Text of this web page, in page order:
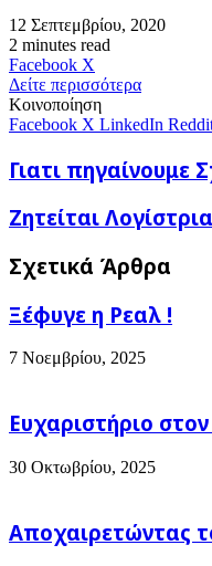
12 Σεπτεμβρίου, 2020
2 minutes read
Facebook X
μέσω
E-
mail
Δείτε περισσότερα
Κοινοποίηση
Facebook X LinkedIn
Γιατι
πηγαίνουμε
Γιατι πηγαίνουμε
Ζητείται
Λογίστρια
Ζητείται
Σχετικά Άρθρα
Ξέφυγε η Ρεαλ !
7 Νοεμβρίου, 2025
Ευχαριστήριο
30 Οκτωβρίου, 2025
Αποχαιρετώντας